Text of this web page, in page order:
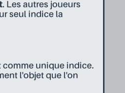
. Les autres joueurs
seul indice la
comme unique indice.
l'objet que l'on